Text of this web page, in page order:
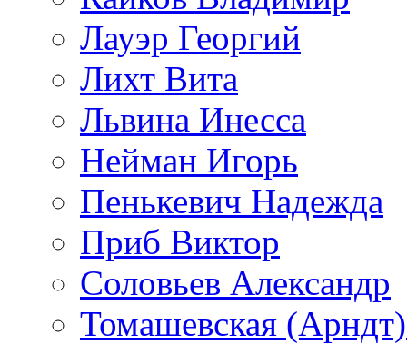
Лауэр Георгий
Лихт Вита
Львина Инесса
Нейман Игорь
Пенькевич Надежда
Приб Виктор
Соловьев Александр
Томашевская